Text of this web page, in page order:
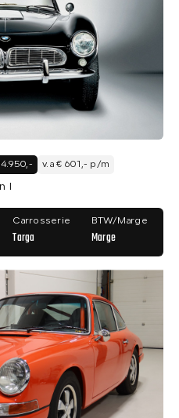
v.a € 601,- p/m
I
Carrosserie
Targa
BTW/Marge
Marge